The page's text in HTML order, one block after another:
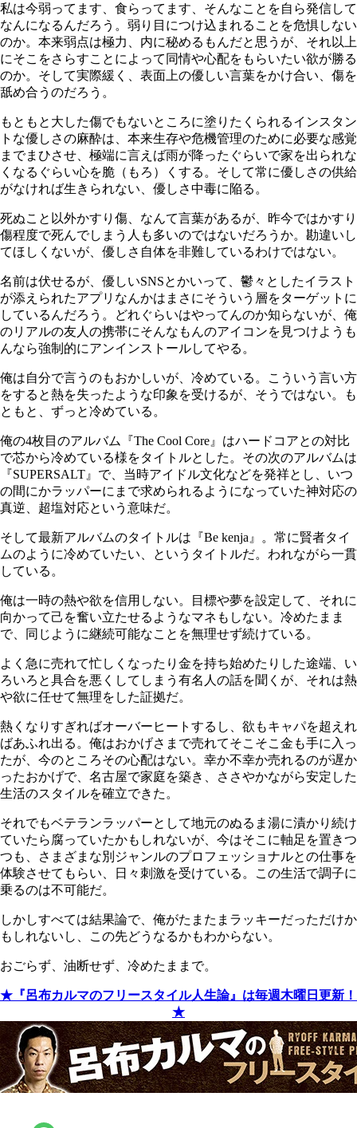
私は今弱ってます、食らってます、そんなことを自ら発信して
なんになるんだろう。弱り目につけ込まれることを危惧しない
のか。本来弱点は極力、内に秘めるもんだと思うが、それ以上
にそこをさらすことによって同情や心配をもらいたい欲が勝る
のか。そして実際緩く、表面上の優しい言葉をかけ合い、傷を
舐め合うのだろう。
もともと大した傷でもないところに塗りたくられるインスタン
トな優しさの麻酔は、本来生存や危機管理のために必要な感覚
までまひさせ、極端に言えば雨が降ったぐらいで家を出られな
くなるぐらい心を脆（もろ）くする。そして常に優しさの供給
がなければ生きられない、優しさ中毒に陥る。
死ぬこと以外かすり傷、なんて言葉があるが、昨今ではかすり
傷程度で死んでしまう人も多いのではないだろうか。勘違いし
てほしくないが、優しさ自体を非難しているわけではない。
名前は伏せるが、優しいSNSとかいって、鬱々としたイラスト
が添えられたアプリなんかはまさにそういう層をターゲットに
しているんだろう。どれぐらいはやってんのか知らないが、俺
のリアルの友人の携帯にそんなもんのアイコンを見つけようも
んなら強制的にアンインストールしてやる。
俺は自分で言うのもおかしいが、冷めている。こういう言い方
をすると熱を失ったような印象を受けるが、そうではない。も
ともと、ずっと冷めている。
俺の4枚目のアルバム『The Cool Core』はハードコアとの対比
で芯から冷めている様をタイトルとした。その次のアルバムは
『SUPERSALT』で、当時アイドル文化などを発祥とし、いつ
の間にかラッパーにまで求められるようになっていた神対応の
真逆、超塩対応という意味だ。
そして最新アルバムのタイトルは『Be kenja』。常に賢者タイ
ムのように冷めていたい、というタイトルだ。われながら一貫
している。
俺は一時の熱や欲を信用しない。目標や夢を設定して、それに
向かって己を奮い立たせるようなマネもしない。冷めたまま
で、同じように継続可能なことを無理せず続けている。
よく急に売れて忙しくなったり金を持ち始めたりした途端、い
ろいろと具合を悪くしてしまう有名人の話を聞くが、それは熱
や欲に任せて無理をした証拠だ。
熱くなりすぎればオーバーヒートするし、欲もキャパを超えれ
ばあふれ出る。俺はおかげさまで売れてそこそこ金も手に入っ
たが、今のところその心配はない。幸か不幸か売れるのが遅か
ったおかげで、名古屋で家庭を築き、ささやかながら安定した
生活のスタイルを確立できた。
それでもベテランラッパーとして地元のぬるま湯に漬かり続け
ていたら腐っていたかもしれないが、今はそこに軸足を置きつ
つも、さまざまな別ジャンルのプロフェッショナルとの仕事を
体験させてもらい、日々刺激を受けている。この生活で調子に
乗るのは不可能だ。
しかしすべては結果論で、俺がたまたまラッキーだっただけか
もしれないし、この先どうなるかもわからない。
おごらず、油断せず、冷めたままで。
★『呂布カルマのフリースタイル人生論』は毎週木曜日更新！
★